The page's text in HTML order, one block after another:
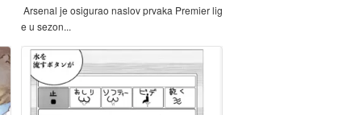
Arsenal je osigurao naslov prvaka Premier lig
e u sezon...